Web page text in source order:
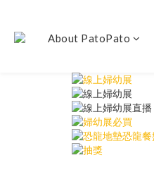
About PatoPato